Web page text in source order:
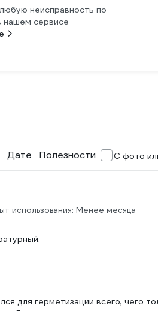
неисправность по
нашем сервисе
Дате Полезности С фото
использования: Менее месяца
для герметизации всего, чего